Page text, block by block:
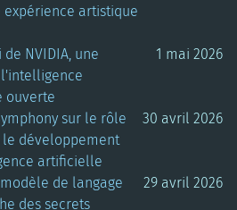
artistique
NVIDIA, une
ouverte
1 mai 2026
sur le rôle
le développement
artificielle
30 avril 2026
de langage
des secrets
29 avril 2026